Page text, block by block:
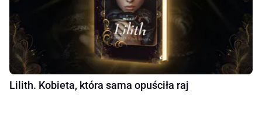
Lilith. Kobieta, która sama opuściła raj